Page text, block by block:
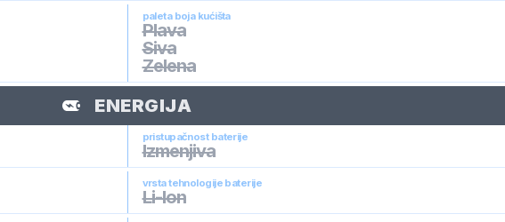
paleta boja kućišta
Plava
Siva
Zelena
ENERGIJA
pristupačnost baterije
Izmenjiva
vrsta tehnologije baterije
Li-Ion